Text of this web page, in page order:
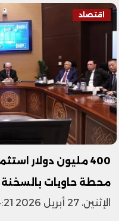
اقتصاد
400 مليون دولار
محطة حاويات بالسخنة
الإثنين، 27 أبريل 2026 04:21 م